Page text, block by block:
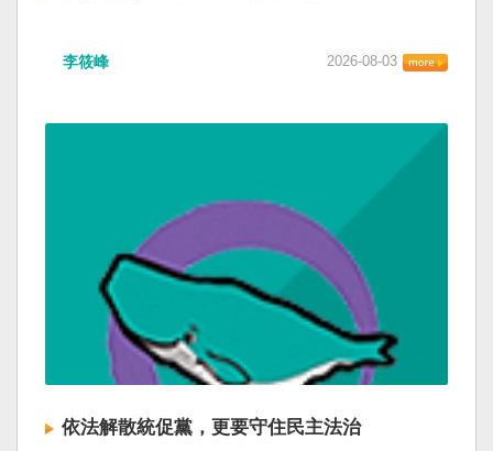
李筱峰 2026-08-03
依法解散統促黨，更要守住民主法治